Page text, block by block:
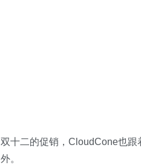
双十二的促销，CloudCone也
外。